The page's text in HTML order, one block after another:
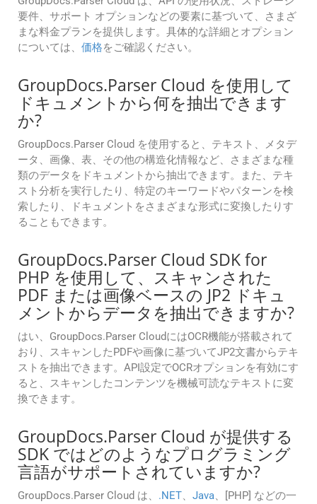
要件、サポート オプションなどの要素に基づいて、さまざ
まな料金プランを提供します。具体的な詳細とオプション
については、 価格をご確認ください。
GroupDocs.Parser Cloud を使用して
ドキュメントから何を抽出できます
か?
GroupDocs.Parser Cloud を使用すると、テキスト、メタデ
ータ、画像、表、その他の構造化情報など、さまざまな種
類のデータをドキュメントから抽出できます。また、テキ
スト分析を実行したり、特定のキーワードやパターンを検
索したり、ドキュメントをさまざまな形式に変換したりす
ることもできます。
GroupDocs.Parser Cloud SDK for
PHP を使用して、スキャンされた
PDF または画像ベースの JP2 ドキュ
メントからデータを抽出できますか?
はい、GroupDocs.Parser CloudにはOCR機能が搭載されて
おり、スキャンしたPDFや画像に基づいてJP2文書からテキ
ストを抽出できます。API設定でOCRオプションを有効にす
ると、スキャンしたコンテンツを機械可読なテキストに変
換できます。
GroupDocs.Parser Cloud が提供する
SDK ではどのようなプログラミング
言語がサポートされていますか?
GroupDocs.Parser Cloud は、 .NET、 Java、[PHP] などの一